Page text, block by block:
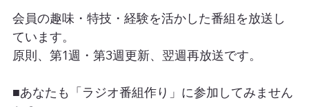
会員の趣味・特技・経験を活かした番組を放送し
ています。
原則、第1週・第3週更新、翌週再放送です。
■あなたも「ラジオ番組作り」に参加してみません